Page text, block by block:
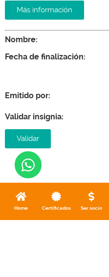
Más información
Nombre:
Fecha de finalización:
Emitido por:
Validar insignia:
Validar
Home Certificados Ser socio